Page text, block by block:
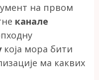
на првом
канале
која мора бити
ма каквих